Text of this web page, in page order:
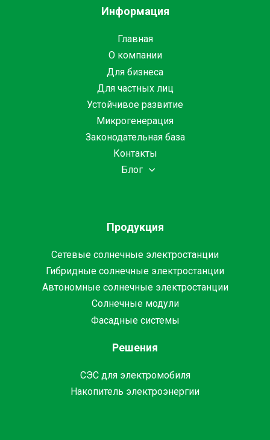
Информация
Главная
О компании
Для бизнеса
Для частных лиц
Устойчивое развитие
Микрогенерация
Законодательная база
Контакты
Блог
Продукция
Сетевые солнечные электростанции
Гибридные солнечные электростанции
Автономные солнечные электростанции
Солнечные модули
Фасадные системы
Решения
СЭС для электромобиля
Накопитель электроэнергии